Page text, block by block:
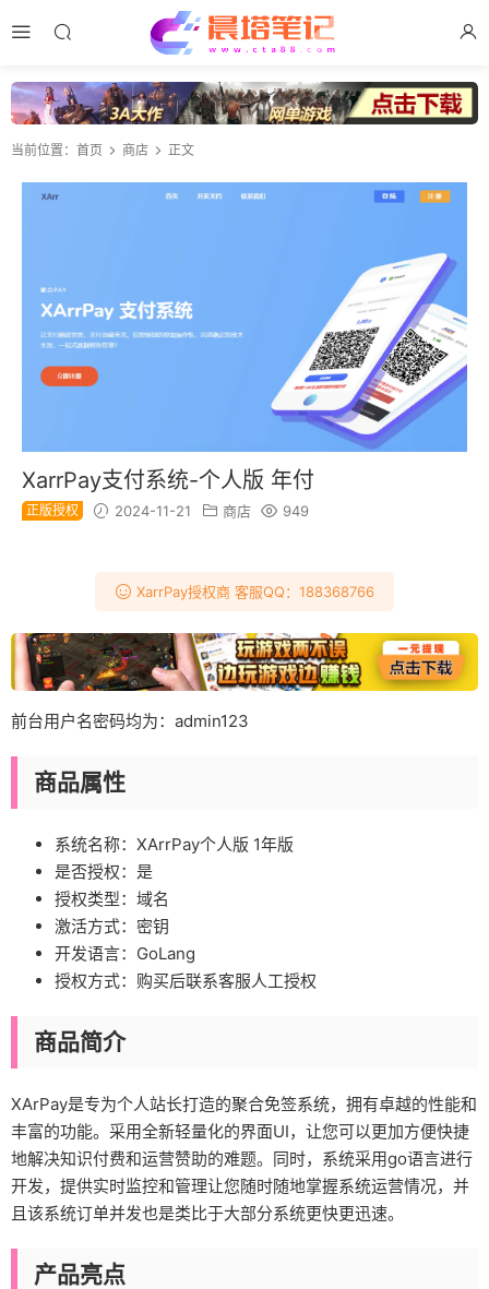
当前位置： 首页 商店 正文
XarrPay支付系统-个人版 年付
正版授权 2024-11-21 商店 949
XarrPay授权商 客服QQ：188368766
前台用户名密码均为：admin123
商品属性
系统名称： XArrPay个人版 1年版
是否授权： 是
授权类型：域名
激活方式： 密钥
开发语言： GoLang
授权方式： 购买后联系客服人工授权
商品简介
XArPay是专为个人站长打造的聚合免签系统，拥有卓越的性能和
丰富的功能。采用全新轻量化的界面UI，让您可以更加方便快捷
地解决知识付费和运营赞助的难题。同时，系统采用go语言进行
开发，提供实时监控和管理让您随时随地掌握系统运营情况，并
且该系统订单并发也是类比于大部分系统更快更迅速。
产品亮点